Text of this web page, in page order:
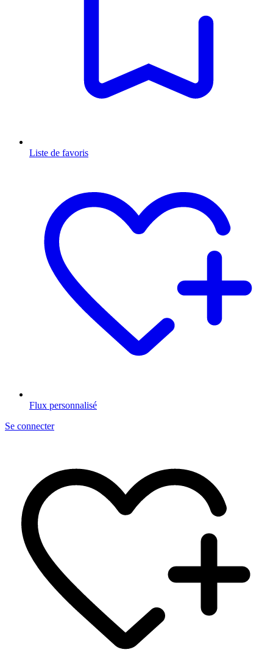
Liste de favoris
Flux personnalisé
Se connecter